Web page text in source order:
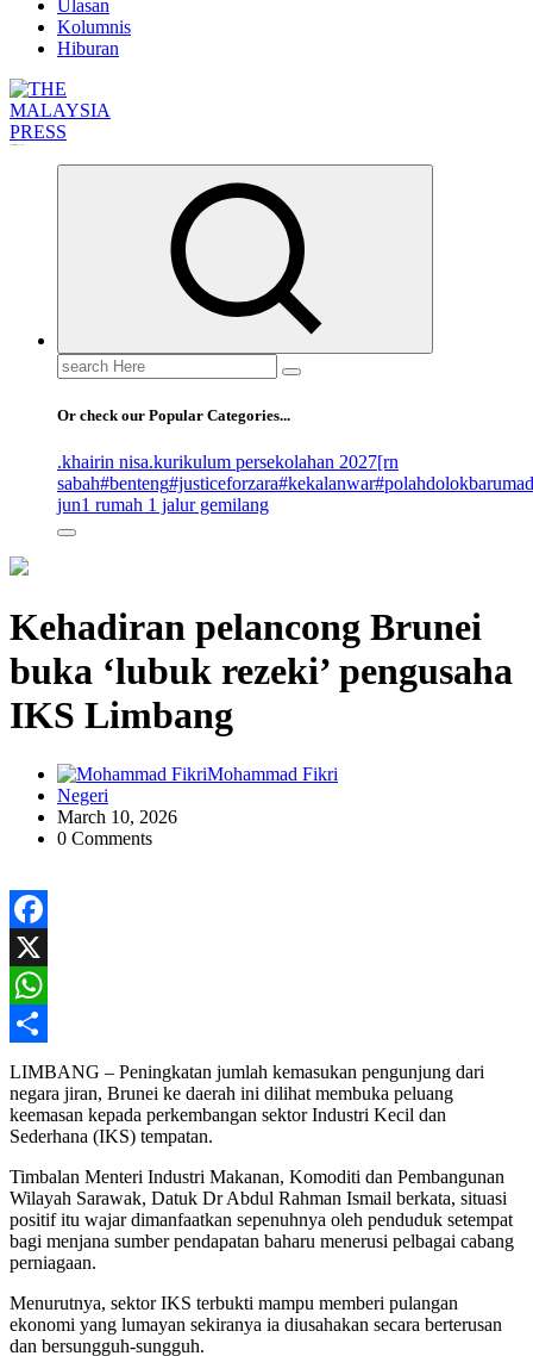
Ulasan
Kolumnis
Hiburan
Search
for:
Or check our Popular Categories...
.khairin nisa.kurikulum persekolahan 2027[rn
sabah#benteng#justiceforzara#kekalanwar
jun1 rumah 1 jalur gemilang
Kehadiran pelancong Brunei
buka ‘lubuk rezeki’ pengusaha
IKS Limbang
Mohammad Fikri
Negeri
March 10, 2026
0 Comments
Facebook
X
WhatsApp
Share
LIMBANG – Peningkatan jumlah kemasukan pengunjung dari
negara jiran, Brunei ke daerah ini dilihat membuka peluang
keemasan kepada perkembangan sektor Industri Kecil dan
Sederhana (IKS) tempatan.
Timbalan Menteri Industri Makanan, Komoditi dan Pembangunan
Wilayah Sarawak, Datuk Dr Abdul Rahman Ismail berkata, situasi
positif itu wajar dimanfaatkan sepenuhnya oleh penduduk setempat
bagi menjana sumber pendapatan baharu menerusi pelbagai cabang
perniagaan.
Menurutnya, sektor IKS terbukti mampu memberi pulangan
ekonomi yang lumayan sekiranya ia diusahakan secara berterusan
dan bersungguh-sungguh.